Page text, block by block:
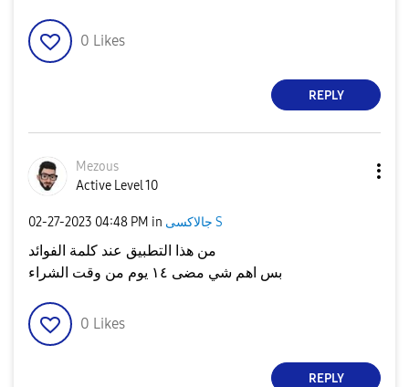
0 Likes
REPLY
Mezous
Active Level 10
‎02-27-2023 04:48 PM in جالاكسى S
من هذا التطبيق عند كلمة الفوائد
بس اهم شي مضى ١٤ يوم من وقت الشراء
0 Likes
REPLY